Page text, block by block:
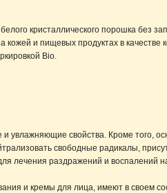
кристаллического порошка без
кожей и пищевых продуктах в
Bio.
свойства. Кроме того,
свободные радикалы,
лечения раздражений и воспалений
и кремы для лица, имеют в своем